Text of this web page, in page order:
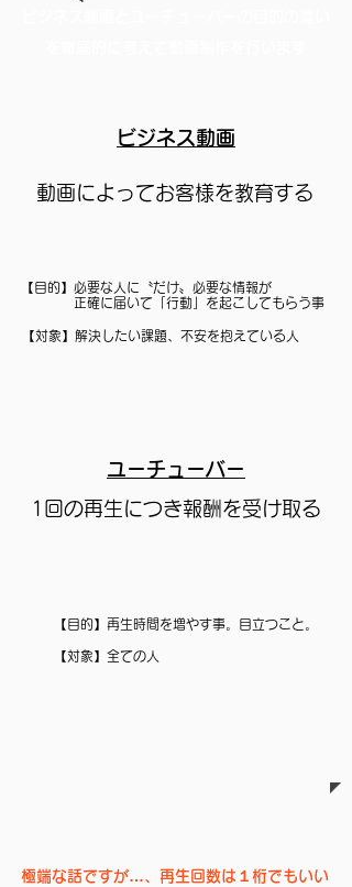
ビジネス動画
【目的】必要な人に〝だけ〟必要な情報が
​正確に届いて「行動」を起こしてもらう事
動画によってお客様を教育する​
【対象】解決したい課題、不安を抱えている人
ユーチューバー
​1回の再生につき報酬を受け取る
【目的】再生時間を増やす事。目立つこと。
【対象】全ての人
極端な話ですが…、再生回数は１桁でもいい